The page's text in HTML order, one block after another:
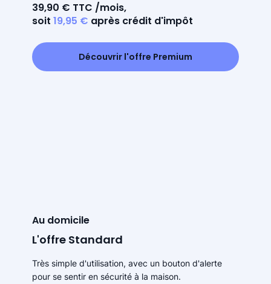
39,90 € TTC /mois,
soit 19,95 € après crédit d'impôt
Découvrir l'offre Premium
Au domicile
L'offre Standard
Très simple d'utilisation, avec un bouton d'alerte
pour se sentir en sécurité à la maison.